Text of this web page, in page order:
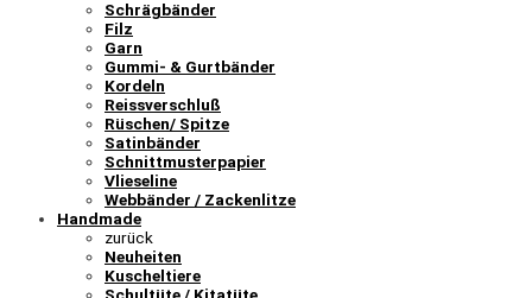
Schrägbänder
Filz
Garn
Gummi- & Gurtbänder
Kordeln
Reissverschluß
Rüschen/ Spitze
Satinbänder
Schnittmusterpapier
Vlieseline
Webbänder / Zackenlitze
Handmade
zurück
Neuheiten
Kuscheltiere
Schultüte / Kitatüte